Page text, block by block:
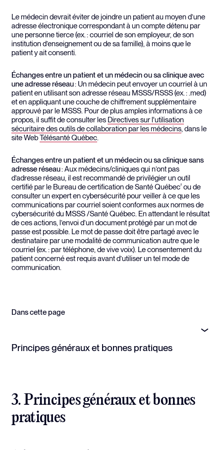
Le médecin devrait éviter de joindre un patient au moyen d’une
adresse électronique correspondant à un compte détenu par
une personne tierce (ex. : courriel de son employeur, de son
institution d’enseignement ou de sa famille), à moins que le
patient y ait consenti.
Échanges entre un patient et un médecin ou sa clinique avec
une adresse réseau: Un médecin peut envoyer un courriel à un
patient en utilisant son adresse réseau MSSS/RSSS (ex. : .med)
et en appliquant une couche de chiffrement supplémentaire
approuvé par le MSSS. Pour de plus amples informations à ce
propos, il suffit de consulter les Directives sur l'utilisation
sécuritaire des outils de collaboration par les médecins, dans le
site WebTélésanté Québec.
Échanges entre un patient et un médecin ou sa clinique sans
adresse réseau: Aux médecins/cliniques qui n’ont pas
d’adresse réseau, il est recommandé de privilégier un outil
certifié par le Bureau de certification de Santé Québec2 ou de
consulter un expert en cybersécurité pour veiller à ce que les
communications par courriel soient conformes aux normes de
cybersécurité du MSSS /Santé Québec. En attendant le résultat
de ces actions, l’envoi d’un document protégé par un mot de
passe est possible. Le mot de passe doit être partagé avec le
destinataire par une modalité de communication autre que le
courriel (ex. : par téléphone, de vive voix). Le consentement du
patient concerné est requis avant d’utiliser un tel mode de
communication.
Dans cette page
Principes généraux et bonnes pratiques
3. Principes généraux et bonnes
pratiques